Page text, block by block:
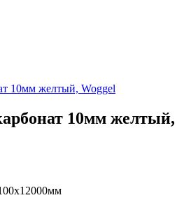
10мм желтый,